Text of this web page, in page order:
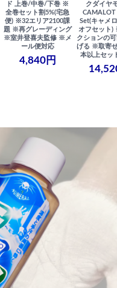
ド 上巻/中巻/下巻 ※
全巻セット割5%(宅急
便) ※32エリア2100課
題 ※再グレーディング
※室井登喜夫監修 ※メ
ール便対応
4,840円
クダイヤ
Set(キャメ
オフセット)
クションの
げる ※取寄
本以上セッ